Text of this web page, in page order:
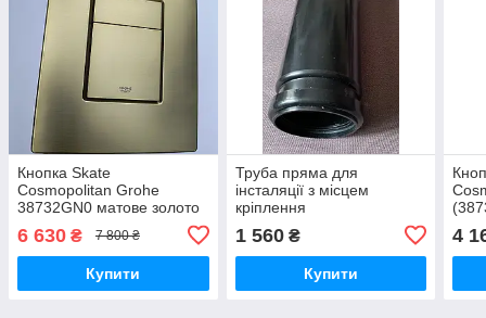
Кнопка Skate
Cosmopolitan Grohe
38732GN0 матове золото
6 630 ₴ 7 800 ₴
Купити
Труба пряма для
інсталяції з місцем
кріплення
1 560₴
Купити
4